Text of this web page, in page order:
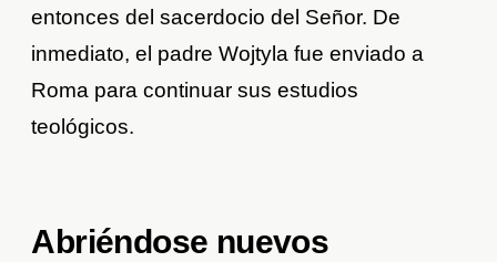
entonces del sacerdocio del Señor. De
inmediato, el padre Wojtyla fue enviado a
Roma para continuar sus estudios
teológicos.
Abriéndose nuevos